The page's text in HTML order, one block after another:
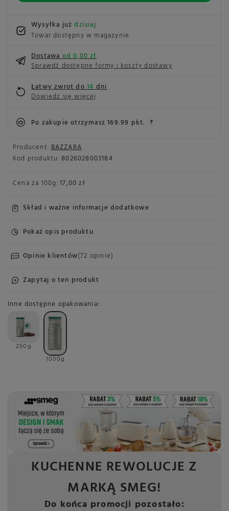
Producent: BAZZARA
Kod produktu: 8026028003184
Cena za 100g: 17,00 zł
Skład i ważne informacje dodatkowe
Pokaż opis produktu
Opinie klientów(72 opinie)
Zapytaj o ten produkt
Inne dostępne opakowania
250g
1000g
Wysyłka jużdzisiaj
Towar dostępny w magazynie
Dostawaod 0,00 zł
Sprawdź dostępne formy i koszty dostawy
Łatwy zwrot do14dni
Dowiedz się więcej
Po zakupie otrzymasz169.99 pkt.
KUCHENNE REWOLUCJE Z
MARKĄ SMEG!
Do końca promocji pozostało: